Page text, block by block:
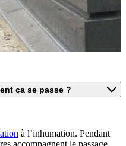
ça se passe ?
à l’inhumation. Pendant